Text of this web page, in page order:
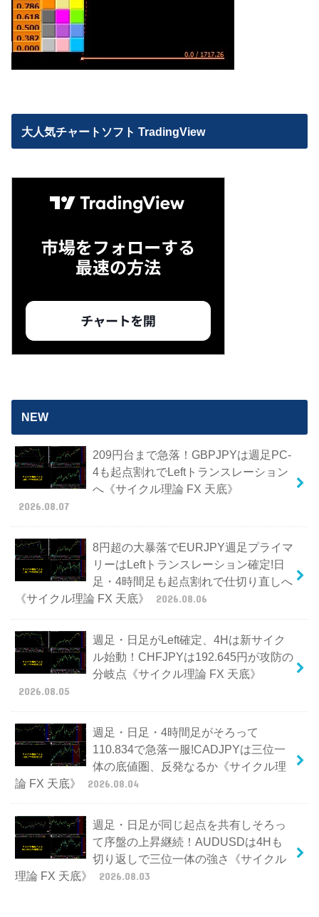
大人気チャートソフト TradingView
NEW
209円台まで急落！GBPJPYは週足PC-
4も起点割れでLeftトランスレーション
へ《サイクル理論 FX 天底》
2026.08.07
8円超の大暴落でEURJPY週足プライマ
リーはLeftトランスレーション確定!日
足・4時間足も起点割れで仕切り直しへ
《サイクル理論 FX 天底》
2026.08.06
週足・日足がLeft確定、4Hは新サイク
ル始動！CHFJPYは192.645円が攻防の
分岐点《サイクル理論 FX 天底》
2026.08.05
週足・日足・4時間足がそろって
110.834で急落一服!CADJPYは三位一
体の底値圏、反発なるか《サイクル理
論 FX 天底》
2026.08.04
週足・日足が同じ起点を共有しそろっ
て序盤の上昇継続！AUDUSDは4Hも
切り返しで三位一体の強さ《サイクル
理論 FX 天底》
2026.08.03